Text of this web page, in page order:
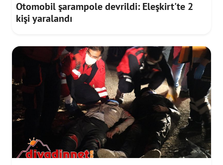
Otomobil şarampole devrildi: Eleşkirt'te 2
kişi yaralandı